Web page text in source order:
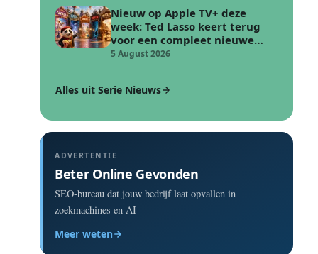
Nieuw op Apple TV+ deze
week: Ted Lasso keert terug
voor een compleet nieuwe
voetbal uitdaging
5 August 2026
Alles uit Serie Nieuws
ADVERTENTIE
Beter Online Gevonden
SEO-bureau dat jouw bedrijf laat opvallen in
zoekmachines en AI
Meer weten